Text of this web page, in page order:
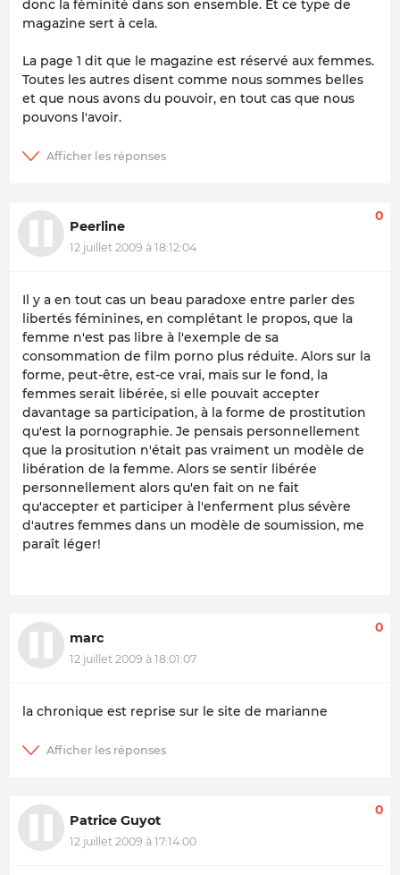
donc la féminité dans son ensemble. Et ce type de
magazine sert à cela.
La page 1 dit que le magazine est réservé aux femmes.
Toutes les autres disent comme nous sommes belles
et que nous avons du pouvoir, en tout cas que nous
pouvons l'avoir.
Peerline
12 juillet 2009 à 18:12:04
0
Il y a en tout cas un beau paradoxe entre parler des
libertés féminines, en complétant le propos, que la
femme n'est pas libre à l'exemple de sa
consommation de film porno plus réduite. Alors sur la
forme, peut-être, est-ce vrai, mais sur le fond, la
femmes serait libérée, si elle pouvait accepter
davantage sa participation, à la forme de prostitution
qu'est la pornographie. Je pensais personnellement
que la prositution n'était pas vraiment un modèle de
libération de la femme. Alors se sentir libérée
personnellement alors qu'en fait on ne fait
qu'accepter et participer à l'enferment plus sévère
d'autres femmes dans un modèle de soumission, me
paraît léger!
marc
12 juillet 2009 à 18:01:07
0
la chronique est reprise sur le site de marianne
Patrice Guyot
12 juillet 2009 à 17:14:00
0